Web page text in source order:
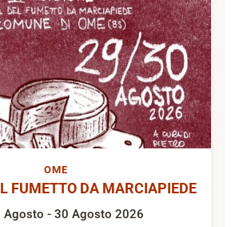
OME
FUMETTO DA MARCIAPIEDE
Agosto - 30 Agosto 2026